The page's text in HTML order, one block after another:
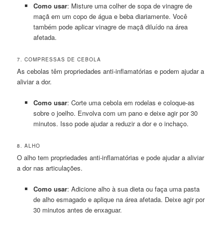
Como usar: Misture uma colher de sopa de vinagre de
maçã em um copo de água e beba diariamente. Você
também pode aplicar vinagre de maçã diluído na área
afetada.
7. COMPRESSAS DE CEBOLA
As cebolas têm propriedades anti-inflamatórias e podem ajudar a
aliviar a dor.
Como usar: Corte uma cebola em rodelas e coloque-as
sobre o joelho. Envolva com um pano e deixe agir por 30
minutos. Isso pode ajudar a reduzir a dor e o inchaço.
8. ALHO
O alho tem propriedades anti-inflamatórias e pode ajudar a aliviar
a dor nas articulações.
Como usar: Adicione alho à sua dieta ou faça uma pasta
de alho esmagado e aplique na área afetada. Deixe agir por
30 minutos antes de enxaguar.